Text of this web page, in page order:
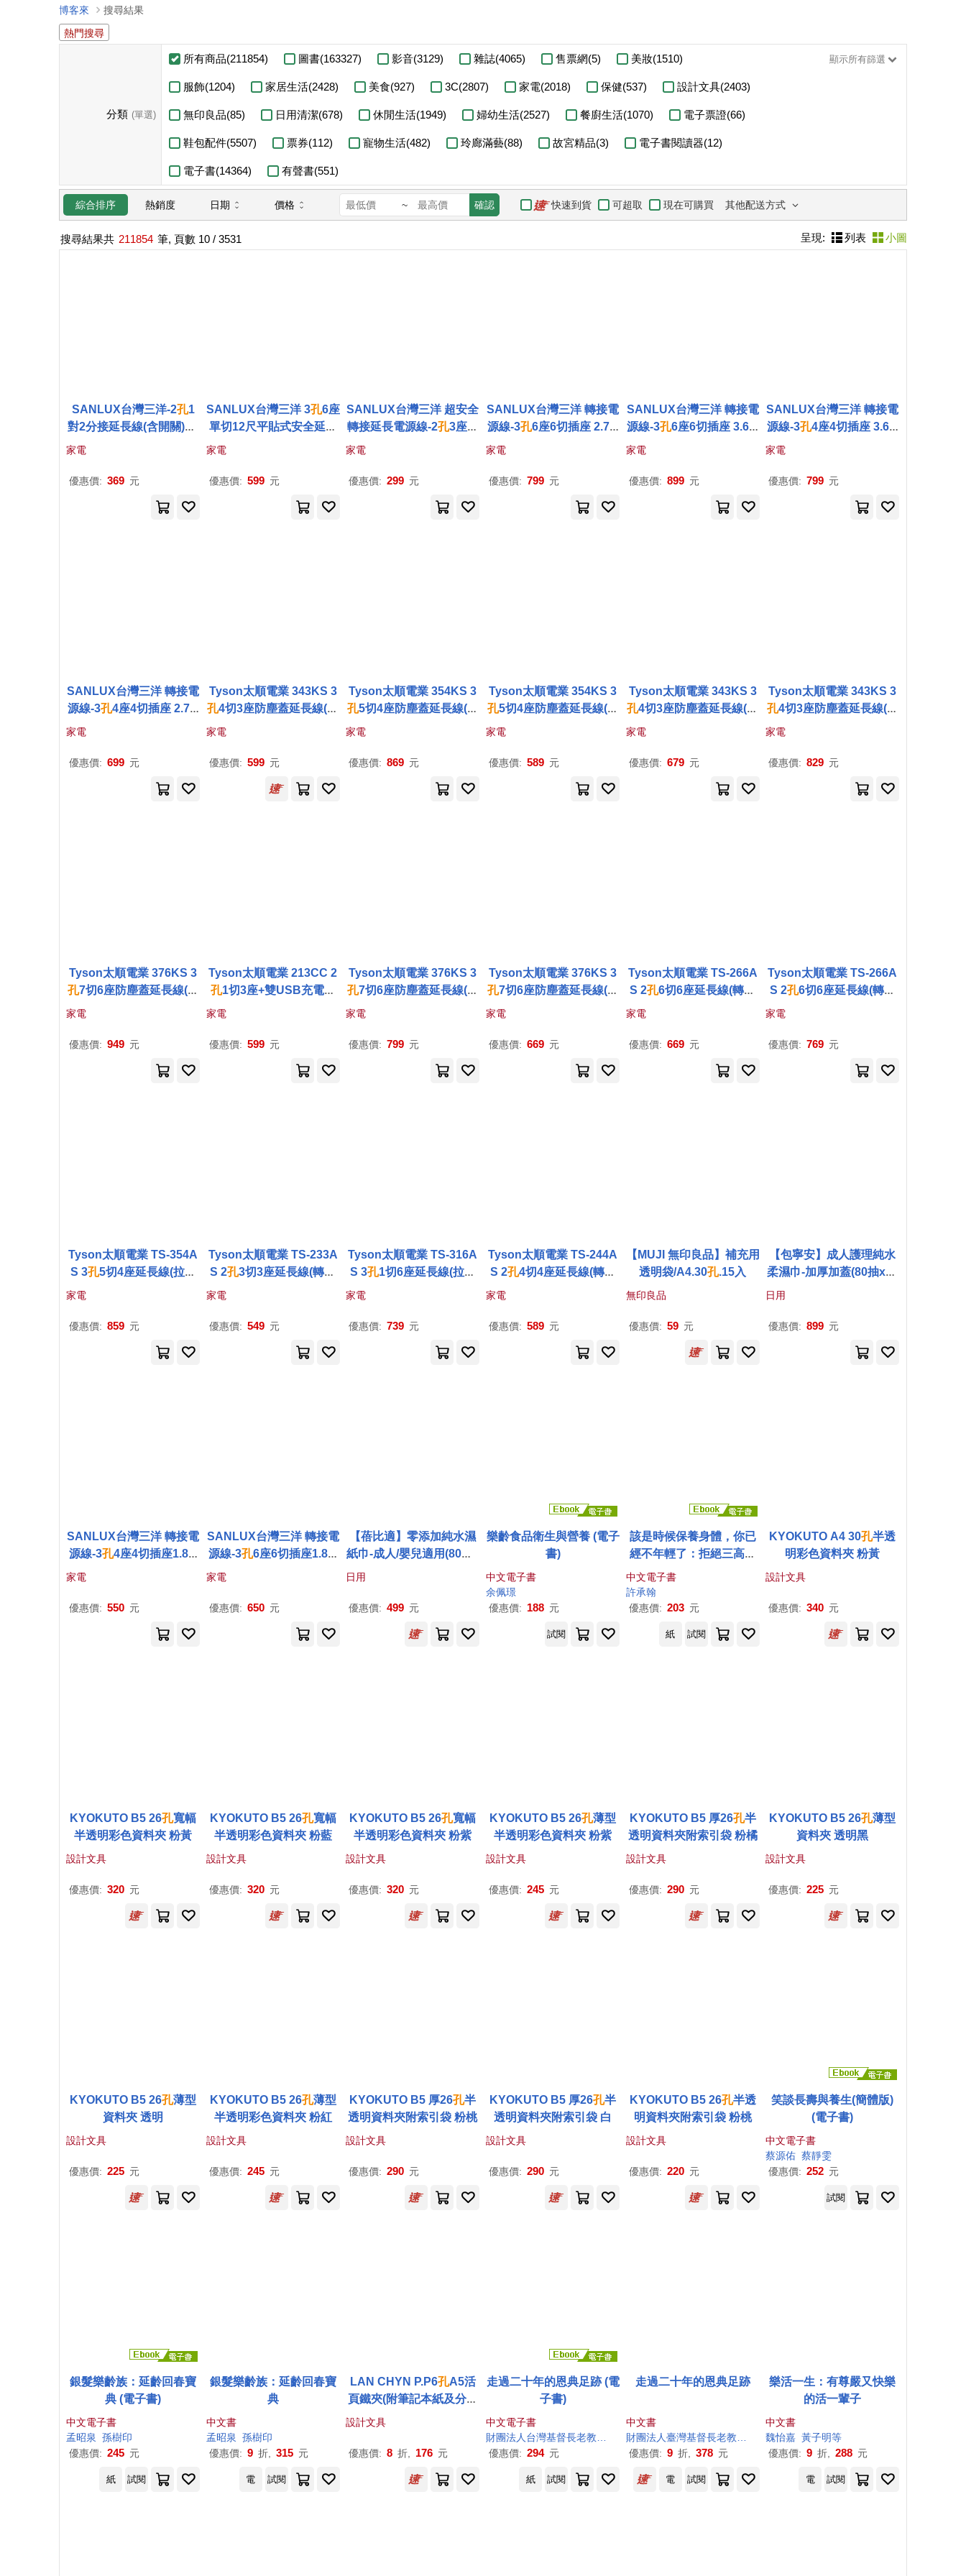
博客來
搜尋結果
熱門搜尋
分類 (單選)
所有商品(211854) 圖書(163327) 影音(3129) 雜誌(4065) 售票網(5) 美妝(1510)
服飾(1204) 家居生活(2428) 美食(927) 3C(2807) 家電(2018) 保健(537) 設計文具(2403)
無印良品(85) 日用清潔(678) 休閒生活(1949) 婦幼生活(2527) 餐廚生活(1070) 電子票證(66)
鞋包配件(5507) 票券(112) 寵物生活(482) 玲廊滿藝(88) 故宮精品(3) 電子書閱讀器(12)
電子書(14364) 有聲書(551)
顯示所有篩選
綜合排序 熱銷度 日期 價格 ~ 確認 快速到貨 可超取 現在可購買 其他配送方式
搜尋結果共 211854 筆, 頁數 10 / 3531 呈現: 列表 小圖
SANLUX台灣三洋-2孔1
對2分接延長線(含開關)2P
轉向插頭-SYPW-221A
家電
優惠價: 369 元
SANLUX台灣三洋 3孔6座
單切12尺平貼式安全延長
線3.6M SYPW-361C 白色
家電
優惠價: 599 元
SANLUX台灣三洋 超安全
轉接延長電源線-2孔3座單
切線長1.8M SYPW-231A
家電
優惠價: 299 元
SANLUX台灣三洋 轉接電
源線-3孔6座6切插座 2.7M
家電
優惠價: 799 元
SANLUX台灣三洋 轉接電
源線-3孔6座6切插座 3.6M
家電
優惠價: 899 元
SANLUX台灣三洋 轉接電
源線-3孔4座4切插座 3.6M
家電
優惠價: 799 元
SANLUX台灣三洋 轉接電
源線-3孔4座4切插座 2.7M
家電
優惠價: 699 元
Tyson太順電業 343KS 3
孔4切3座防塵蓋延長線(斜
面開關/拉環扁插)-1.8M
家電
優惠價: 599 元
Tyson太順電業 354KS 3
孔5切4座防塵蓋延長線(斜
面開關/拉環扁插)-4.5M
家電
優惠價: 869 元
Tyson太順電業 354KS 3
孔5切4座防塵蓋延長線(斜
面開關/拉環扁插)-1.2M
家電
優惠價: 589 元
Tyson太順電業 343KS 3
孔4切3座防塵蓋延長線(斜
面開關/拉環扁插)-2.7M
家電
優惠價: 679 元
Tyson太順電業 343KS 3
孔4切3座防塵蓋延長線(斜
面開關/拉環扁插)-4.5M
家電
優惠價: 829 元
Tyson太順電業 376KS 3
孔7切6座防塵蓋延長線(斜
面開關/拉環扁插)-4.5M
家電
優惠價: 949 元
Tyson太順電業 213CC 2
孔1切3座+雙USB充電延
長線(轉向平貼插座)-2.7M
家電
優惠價: 599 元
Tyson太順電業 376KS 3
孔7切6座防塵蓋延長線(斜
面開關/拉環扁插)-2.7M
家電
優惠價: 799 元
Tyson太順電業 376KS 3
孔7切6座防塵蓋延長線(斜
面開關/拉環扁插)-1.2M
家電
優惠價: 669 元
Tyson太順電業 TS-266A
S 2孔6切6座延長線(轉向
家電
優惠價: 669 元
Tyson太順電業 TS-266A
S 2孔6切6座延長線(轉向
家電
優惠價: 769 元
Tyson太順電業 TS-354A
S 3孔5切4座延長線(拉環
家電
優惠價: 859 元
Tyson太順電業 TS-233A
S 2孔3切3座延長線(轉向
家電
優惠價: 549 元
Tyson太順電業 TS-316A
S 3孔1切6座延長線(拉環
家電
優惠價: 739 元
Tyson太順電業 TS-244A
S 2孔4切4座延長線(轉向
家電
優惠價: 589 元
【MUJI 無印良品】補充用
透明袋/A4.30孔.15入
無印良品
優惠價: 59 元
【包寧安】成人護理純水
柔濕巾-加厚加蓋(80抽x12
日用
優惠價: 899 元
SANLUX台灣三洋 轉接電
源線-3孔4座4切插座1.8M
家電
優惠價: 550 元
SANLUX台灣三洋 轉接電
源線-3孔6座6切插座1.8M
家電
優惠價: 650 元
【蓓比適】零添加純水濕
紙巾-成人/嬰兒適用(80抽x
日用
優惠價: 499 元
樂齡食品衛生與營養 (電子
書)
中文電子書
余佩璟
優惠價: 188 元
該是時候保養身體，你已
經不年輕了：拒絕三高，
遠離阿茲海默，銀髮族的
健康日記 (電子書)
中文電子書
許承翰
優惠價: 203 元
KYOKUTO A4 30孔半透
明彩色資料夾 粉黃
設計文具
優惠價: 340 元
試閱 紙 試閱
KYOKUTO B5 26孔寬幅
半透明彩色資料夾 粉黃
設計文具
優惠價: 320 元
KYOKUTO B5 26孔寬幅
半透明彩色資料夾 粉藍
設計文具
優惠價: 320 元
KYOKUTO B5 26孔寬幅
半透明彩色資料夾 粉紫
設計文具
優惠價: 320 元
KYOKUTO B5 26孔薄型
半透明彩色資料夾 粉紫
設計文具
優惠價: 245 元
KYOKUTO B5 厚26孔半
透明資料夾附索引袋 粉橘
設計文具
優惠價: 290 元
KYOKUTO B5 26孔薄型
資料夾 透明黑
設計文具
優惠價: 225 元
KYOKUTO B5 26孔薄型
資料夾 透明
設計文具
優惠價: 225 元
KYOKUTO B5 26孔薄型
半透明彩色資料夾 粉紅
設計文具
優惠價: 245 元
KYOKUTO B5 厚26孔半
透明資料夾附索引袋 粉桃
設計文具
優惠價: 290 元
KYOKUTO B5 厚26孔半
透明資料夾附索引袋 白
設計文具
優惠價: 290 元
KYOKUTO B5 26孔半透
明資料夾附索引袋 粉桃
設計文具
優惠價: 220 元
笑談長壽與養生(簡體版)
(電子書)
中文電子書
蔡源佑 蔡靜雯
優惠價: 252 元
試閱
銀髮樂齡族：延齡回春寶
典 (電子書)
中文電子書
孟昭泉
孫樹印
優惠價: 245 元
銀髮樂齡族：延齡回春寶
典
中文書
孟昭泉
孫樹印
優惠價: 9 折, 315 元
LAN CHYN P.P6孔A5活
頁鐵夾(附筆記本紙及分段
卡)/LCWA5-6R 粉紅
設計文具
優惠價: 8 折, 176 元
走過二十年的恩典足跡 (電
子書)
中文電子書
優惠價: 294 元
走過二十年的恩典足跡
中文書
優惠價: 9 折, 378 元
樂活一生：有尊嚴又快樂
的活一輩子
中文書
魏怡嘉 黃子明等
優惠價: 9 折, 288 元
紙 試閱 電 試閱 紙 試閱 電 試閱 電 試閱